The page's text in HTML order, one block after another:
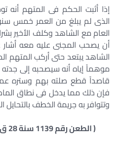
إذا أثبت الحكم فى المتهم أنه
الذى لم يبلغ من العمر خمس
العام مع الشاهد وكلف الأخير
أن يصحب المجنى عليه معه أشار
الشاهد يبتعد حتى أركب المتهم
موهماً إياه أنه سيصحبه إلى
قاصداً قطع صلته بهم وستره
وتتوافر به جريمة الخطف
( الطعن رقم 1139 سنة 28 ق ، جلسة 18/11/1958 )